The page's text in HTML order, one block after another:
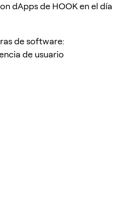
dApps de HOOK en el día
de software:
de usuario